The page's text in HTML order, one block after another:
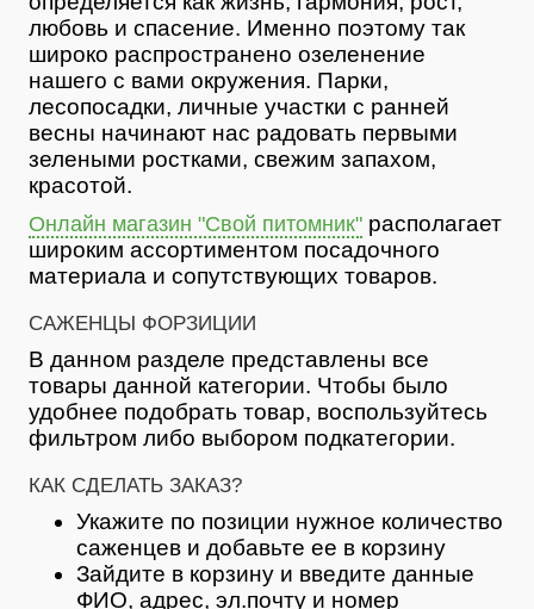
любовь и спасение. Именно поэтому так
широко распространено озеленение
нашего с вами окружения. Парки,
лесопосадки, личные участки с ранней
весны начинают нас радовать первыми
зелеными ростками, свежим запахом,
красотой.
Онлайн магазин "Свой питомник" располагает
широким ассортиментом посадочного
материала и сопутствующих товаров.
САЖЕНЦЫ ФОРЗИЦИИ
В данном разделе представлены все
товары данной категории. Чтобы было
удобнее подобрать товар, воспользуйтесь
фильтром либо выбором подкатегории.
КАК СДЕЛАТЬ ЗАКАЗ?
Укажите по позиции нужное количество
саженцев и добавьте ее в корзину
Зайдите в корзину и введите данные
ФИО, адрес, эл.почту и номер